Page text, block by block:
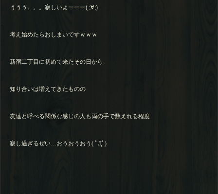
ううう。。。寂しいよーーー( ;∀;)
考え始めたらおしまいですｗｗｗ
新宿二丁目に初めて来たその日から
知り合いは増えてきたものの
友達と呼べる関係な感じの人も両の手で数えれる程度
寂し過ぎるぜい…おうおうおう( ﾟДﾟ)